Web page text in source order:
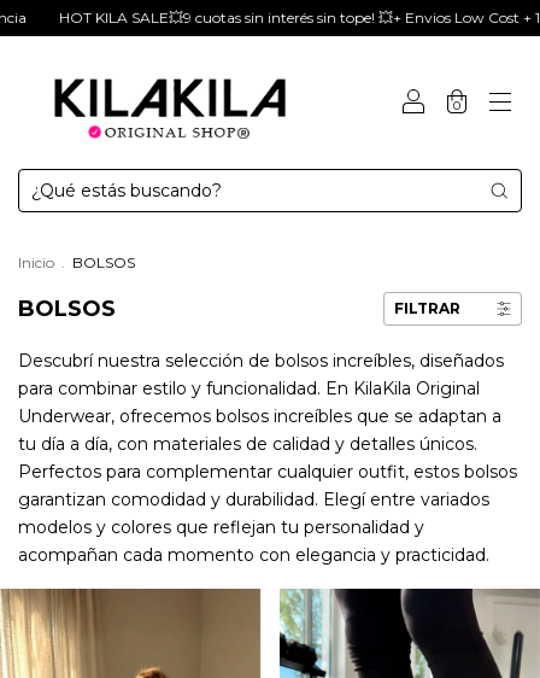
KILA SALE💥9 cuotas sin interés sin tope! 💥+ Envios Low Cost + 15% Extra
0
Inicio . BOLSOS
BOLSOS FILTRAR
Descubrí nuestra selección de bolsos increíbles, diseñados
para combinar estilo y funcionalidad. En KilaKila Original
Underwear, ofrecemos bolsos increíbles que se adaptan a
tu día a día, con materiales de calidad y detalles únicos.
Perfectos para complementar cualquier outfit, estos bolsos
garantizan comodidad y durabilidad. Elegí entre variados
modelos y colores que reflejan tu personalidad y
acompañan cada momento con elegancia y practicidad.